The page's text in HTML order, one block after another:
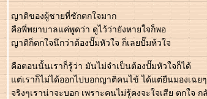
ญาติของผู้ชายที่ชักตกใจมาก
คือพี่พยาบาลแค่พูดว่า ดูไว้ว่ายังหายใจก็พอ
ญาติก็ตกใจนึกว่าต้องปั๊มหัวใจ ก็เลยปั๊มห้วใจ
คือตอนนั้นเราก็รู้ว่า มันไม่จำเป็นต้องปั๊มหัวใจก็ได้
ต่เราก็ไม่ได้ออกไปบอกญาติคนไข้ ได้แต่ยืนมองเฉยๆ
จริงๆเราน่าจะบอก เพราะคนไม่รู้คงจะใจเสีย ตกใจ